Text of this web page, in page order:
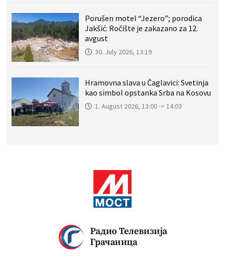
Porušen motel “Jezero”; porodica
Jakšić: Ročište je zakazano za 12.
avgust
30. July 2026, 13:19
Hramovna slava u Čaglavici: Svetinja
kao simbol opstanka Srba na Kosovu
1. August 2026, 13:00 -> 14:03